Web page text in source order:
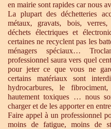
en mairie sont rapides car nous
La plupart des déchetteries
métaux, gravats, bois, verres,
déchets électriques et
certaines ne recyclent pas les
ménagers spéciaux…
professionnel saura vers quel
pour jeter ce que vous ne
certains matériaux sont
hydrocarbures, le
hautement toxiques … nous
charger et de les apporter en
Faire appel à un professionnel
moins de fatigue, moins de